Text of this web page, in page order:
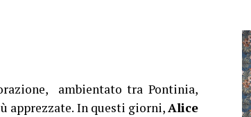
ambientato tra Pontinia,
apprezzate. In questi giorni,Alice